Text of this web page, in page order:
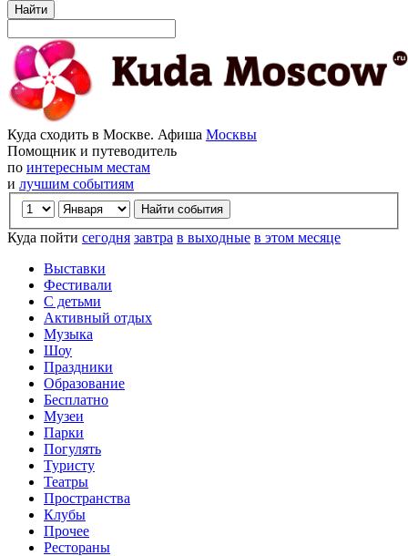
Найти
Куда сходить в Москве. Афиша Москвы
Помощник и путеводитель
по интересным местам
и лучшим событиям
Куда пойти сегодня завтра в выходные в этом месяце
Выставки
Фестивали
С детьми
Активный отдых
Музыка
Шоу
Праздники
Образование
Бесплатно
Музеи
Парки
Погулять
Туристу
Театры
Пространства
Клубы
Прочее
Рестораны